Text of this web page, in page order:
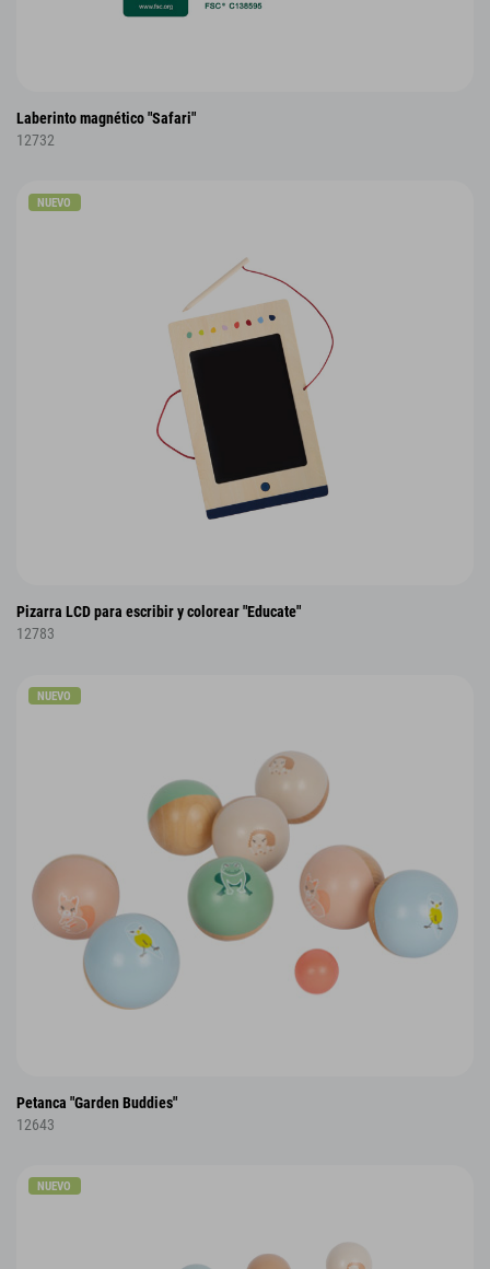
Laberinto magnético "Safari"
12732
NUEVO
Pizarra LCD para escribir y colorear "Educate"
12783
NUEVO
Petanca "Garden Buddies"
12643
NUEVO